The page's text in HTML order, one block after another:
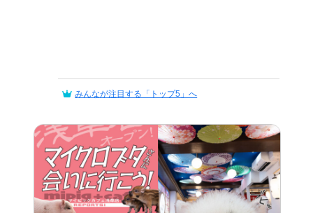
みんなが注目する「トップ5」へ